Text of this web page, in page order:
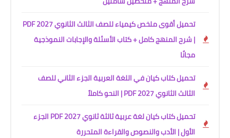
تحميل أقوى ملخص كيمياء للصف الثالث الثانوي 2027 PDF
| شرح المنهج كامل + كتاب الأسئلة والإجابات النموذجية
مجانًا
تحميل كتاب كيان في اللغة العربية الجزء الثاني للصف
الثالث الثانوي 2027 PDF | النحو كاملاً
تحميل كتاب كيان لغة عربية ثالثة ثانوي 2027 PDF الجزء
الأول | الأدب والنصوص والقراءة المتحررة